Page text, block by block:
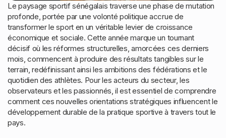
Le paysage sportif sénégalais traverse une phase de mutation
profonde, portée par une volonté politique accrue de
transformer le sport en un véritable levier de croissance
économique et sociale. Cette année marque un tournant
décisif où les réformes structurelles, amorcées ces derniers
mois, commencent à produire des résultats tangibles sur le
terrain, redéfinissant ainsi les ambitions des fédérations et le
quotidien des athlètes. Pour les acteurs du secteur, les
observateurs et les passionnés, il est essentiel de comprendre
comment ces nouvelles orientations stratégiques influencent le
développement durable de la pratique sportive à travers tout le
pays.